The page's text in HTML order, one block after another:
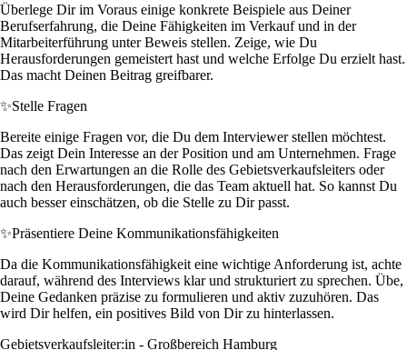
Überlege Dir im Voraus einige konkrete Beispiele aus Deiner
Berufserfahrung, die Deine Fähigkeiten im Verkauf und in der
Mitarbeiterführung unter Beweis stellen. Zeige, wie Du
Herausforderungen gemeistert hast und welche Erfolge Du erzielt hast.
Das macht Deinen Beitrag greifbarer.
✨Stelle Fragen
Bereite einige Fragen vor, die Du dem Interviewer stellen möchtest.
Das zeigt Dein Interesse an der Position und am Unternehmen. Frage
nach den Erwartungen an die Rolle des Gebietsverkaufsleiters oder
nach den Herausforderungen, die das Team aktuell hat. So kannst Du
auch besser einschätzen, ob die Stelle zu Dir passt.
✨Präsentiere Deine Kommunikationsfähigkeiten
Da die Kommunikationsfähigkeit eine wichtige Anforderung ist, achte
darauf, während des Interviews klar und strukturiert zu sprechen. Übe,
Deine Gedanken präzise zu formulieren und aktiv zuzuhören. Das
wird Dir helfen, ein positives Bild von Dir zu hinterlassen.
Gebietsverkaufsleiter:in - Großbereich Hamburg